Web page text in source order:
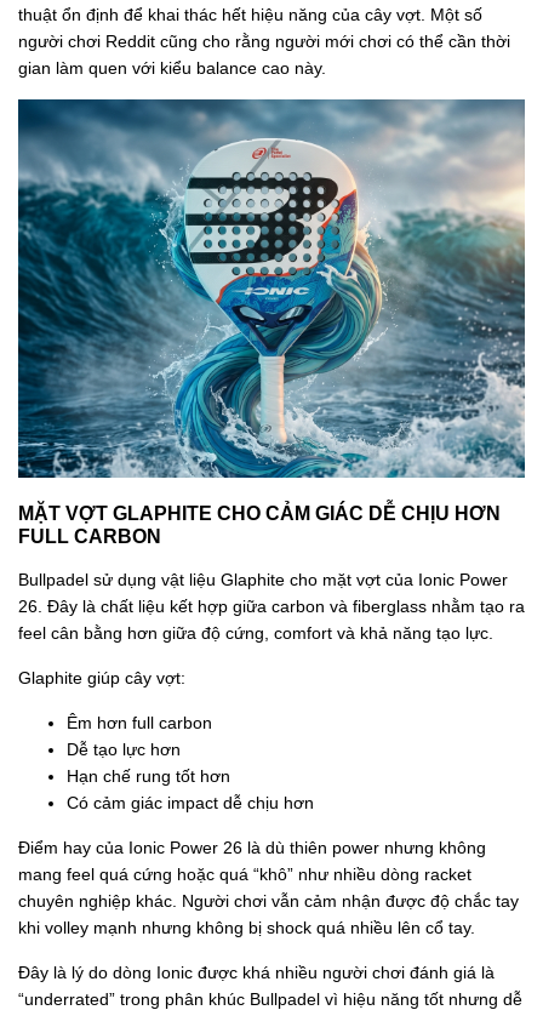
thuật ổn định để khai thác hết hiệu năng của cây vợt. Một số
người chơi Reddit cũng cho rằng người mới chơi có thể cần thời
gian làm quen với kiểu balance cao này.
MẶT VỢT GLAPHITE CHO CẢM GIÁC DỄ CHỊU HƠN
FULL CARBON
Bullpadel sử dụng vật liệu Glaphite cho mặt vợt của Ionic Power
26. Đây là chất liệu kết hợp giữa carbon và fiberglass nhằm tạo ra
feel cân bằng hơn giữa độ cứng, comfort và khả năng tạo lực.
Glaphite giúp cây vợt:
Êm hơn full carbon
Dễ tạo lực hơn
Hạn chế rung tốt hơn
Có cảm giác impact dễ chịu hơn
Điểm hay của Ionic Power 26 là dù thiên power nhưng không
mang feel quá cứng hoặc quá “khô” như nhiều dòng racket
chuyên nghiệp khác. Người chơi vẫn cảm nhận được độ chắc tay
khi volley mạnh nhưng không bị shock quá nhiều lên cổ tay.
Đây là lý do dòng Ionic được khá nhiều người chơi đánh giá là
“underrated” trong phân khúc Bullpadel vì hiệu năng tốt nhưng dễ